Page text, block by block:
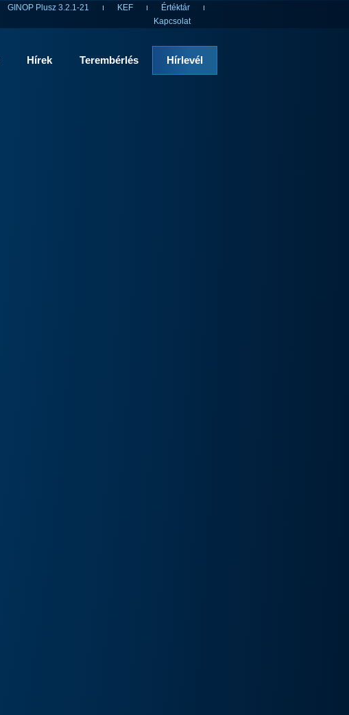
GINOP Plusz 3.2.1-21 KEF
Értéktár
Kapcsolat
Hírek Terembérlés Hírlevél